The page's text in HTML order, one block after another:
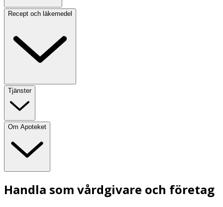
Recept och läkemedel
Tjänster
Om Apoteket
Handla som vårdgivare och företag